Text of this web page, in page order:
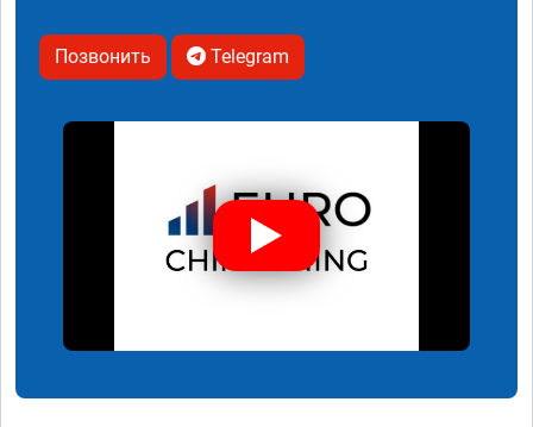
Позвонить Telegram